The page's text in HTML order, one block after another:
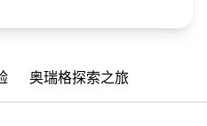
奥瑞格探索之旅